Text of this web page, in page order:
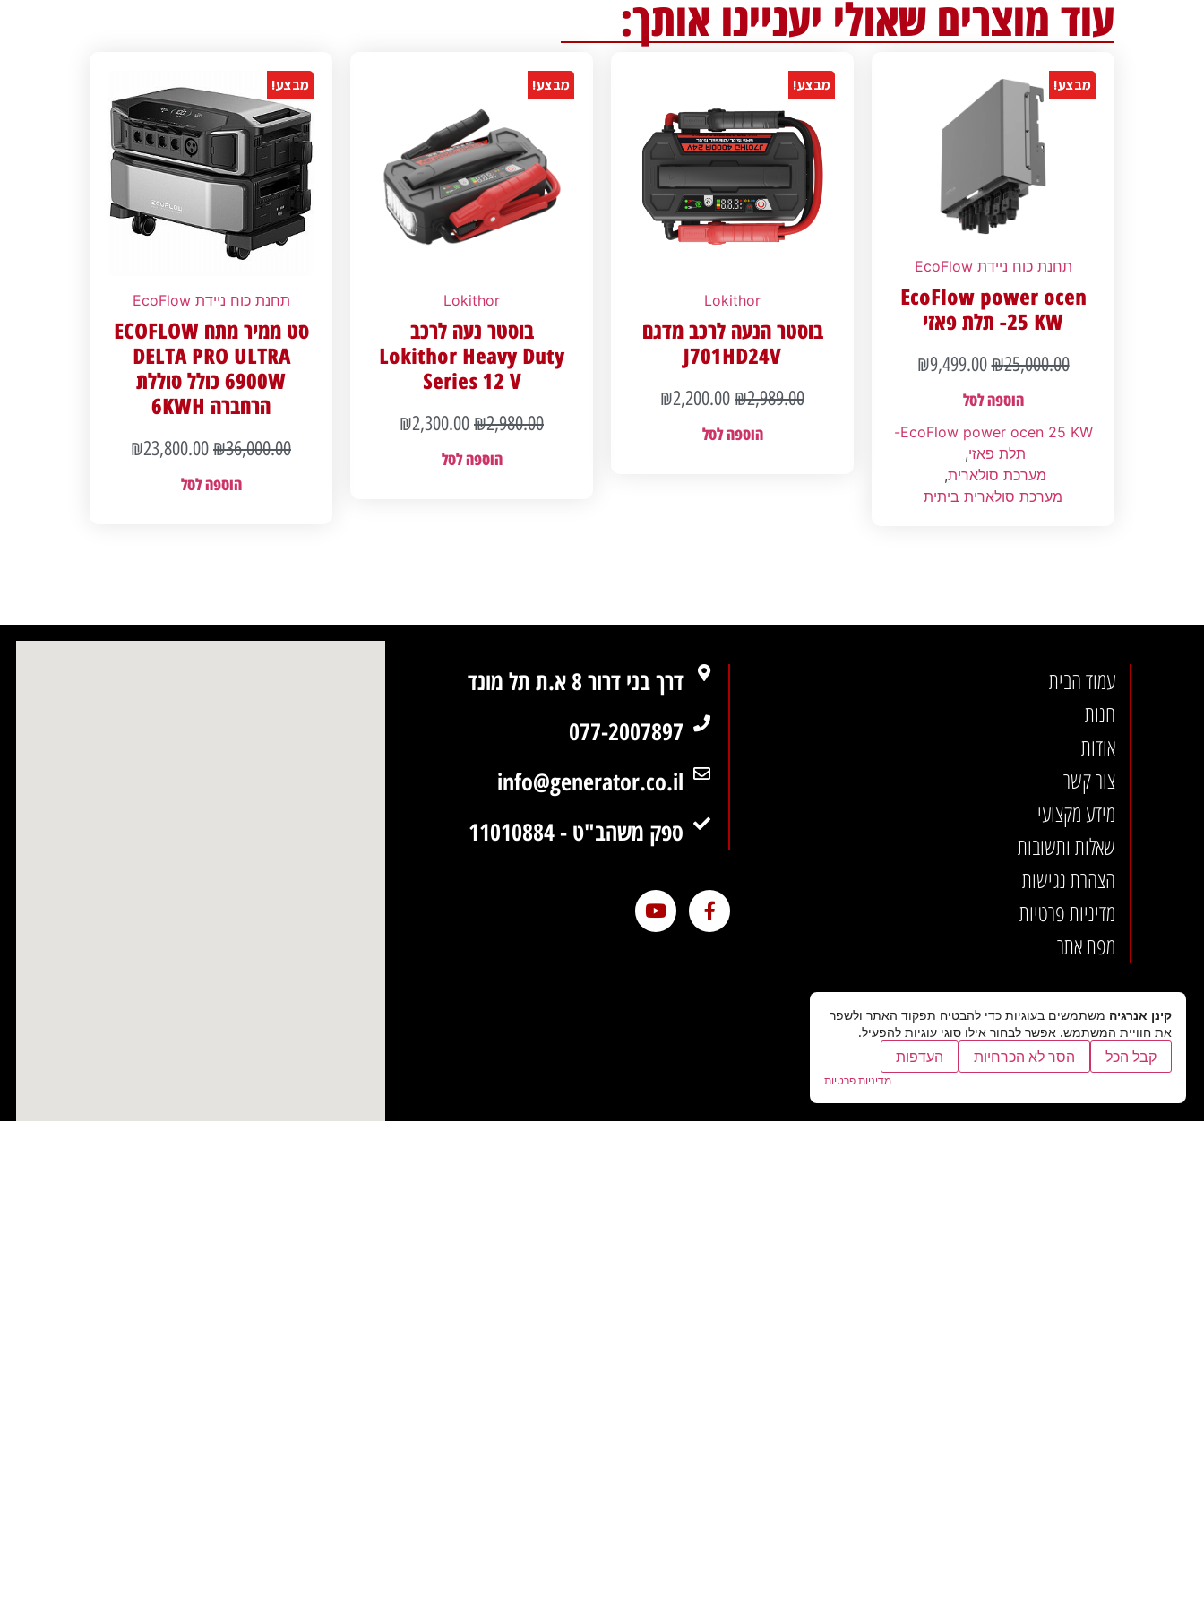
עוד מוצרים שאולי יעניינו אותך:
מבצע!
תחנת כוח ניידת EcoFlow
EcoFlow power ocen
25 KW- תלת פאזי
₪25,000.00
₪9,499.00
הוספה לסל
EcoFlow power ocen 25 KW-
תלת פאזי,
מערכת סולארית,
מערכת סולארית ביתית
מבצע!
Lokithor
בוסטר הנעה לרכב מדגם
J701HD24V
₪2,989.00
₪2,200.00
הוספה לסל
מבצע!
Lokithor
בוסטר נעה לרכב
Lokithor Heavy Duty
Series 12 V
₪2,980.00
₪2,300.00
הוספה לסל
מבצע!
תחנת כוח ניידת EcoFlow
סט ממיר מתח ECOFLOW
DELTA PRO ULTRA
6900W כולל סוללת
הרחברה 6KWH
₪36,000.00
₪23,800.00
הוספה לסל
עמוד הבית
חנות
אודות
צור קשר
מידע מקצועי
שאלות ותשובות
הצהרת נגישות
מדיניות פרטיות
מפת אתר
דרך בני דרור 8 א.ת תל מונד
077-2007897
info@generator.co.il
ספק משהב"ט - 11010884
קינן אנרגיה משתמשים בעוגיות כדי להבטיח תפקוד האתר ולשפר
את חוויית המשתמש. אפשר לבחור אילו סוגי עוגיות להפעיל.
קבל הכל הסר לא הכרחיות העדפות
מדיניות פרטיות